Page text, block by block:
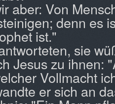
aber: Von
denn es
ist."
sie
Jesus zu ihnen:
Vollmacht
er sich an